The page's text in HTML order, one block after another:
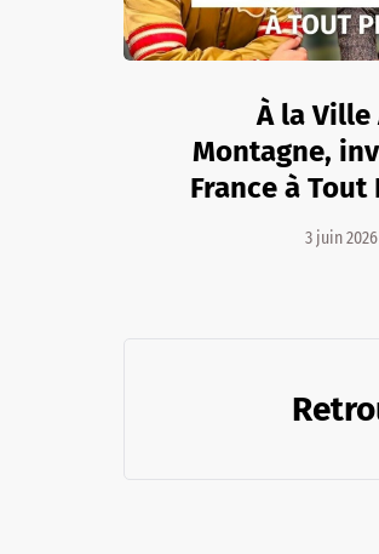
À la Ville
Montagne,
France à Tout
3 juin 2026